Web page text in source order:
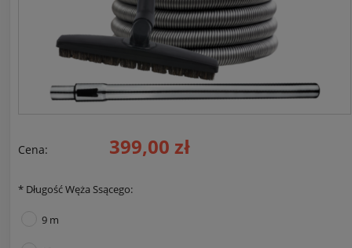
Cena: 399,00 zł
* Długość Węża Ssącego:
9 m